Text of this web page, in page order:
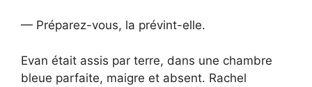
— Préparez-vous, la prévint-elle.
Evan était assis par terre, dans une chambre
bleue parfaite, maigre et absent. Rachel